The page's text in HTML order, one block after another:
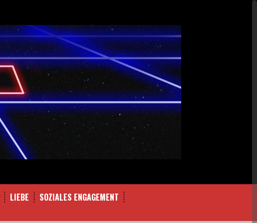
LIEBE
SOZIALES ENGAGEMENT